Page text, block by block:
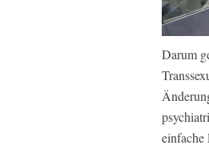
Darum
einfache